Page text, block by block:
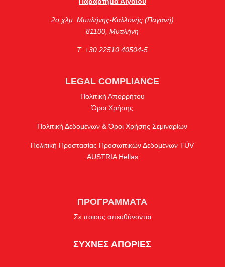
2ο χλμ. Μυτιλήνης-Καλλονής (Παγανή)
81100, Μυτιλήνη
Τ: +30 22510 40504-5
LEGAL COMPLIANCE
Πολιτική Απορρήτου
Όροι Χρήσης
Πολιτική Δεδομένων & Όροι Χρήσης Σεμιναρίων
Πολιτική Προστασίας Προσωπικών Δεδομένων TÜV
AUSTRIA Hellas
ΠΡΟΓΡΑΜΜΑΤΑ
Σε ποιους απευθύνονται
ΣΥΧΝΕΣ ΑΠΟΡΙΕΣ